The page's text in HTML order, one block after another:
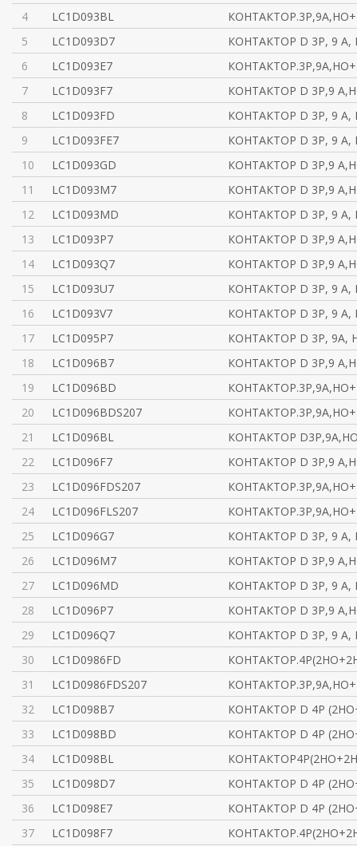
4
LC1D093BL
5
LC1D093D7
КОНТАКТОР D 3Р, 9 A,
6
LC1D093E7
7
LC1D093F7
КОНТАКТОР D 3Р,9
8
LC1D093FD
КОНТАКТОР D 3Р, 9 A,
9
LC1D093FE7
КОНТАКТОР D 3Р, 9 A,
10
LC1D093GD
КОНТАКТОР D 3Р,9
11
LC1D093M7
КОНТАКТОР D 3Р,9
12
LC1D093MD
КОНТАКТОР D 3Р, 9 A,
13
LC1D093P7
КОНТАКТОР D 3Р,9
14
LC1D093Q7
КОНТАКТОР D 3Р,9
15
LC1D093U7
КОНТАКТОР D 3Р, 9 A,
16
LC1D093V7
КОНТАКТОР D 3Р, 9 A,
17
LC1D095P7
КОНТАКТОР D 3Р, 9A,
18
LC1D096B7
КОНТАКТОР D 3Р,9
19
LC1D096BD
20
LC1D096BDS207
21
LC1D096BL
КОНТАКТОР
22
LC1D096F7
КОНТАКТОР D 3Р,9
23
LC1D096FDS207
24
LC1D096FLS207
25
LC1D096G7
КОНТАКТОР D 3Р, 9 A,
26
LC1D096M7
КОНТАКТОР D 3Р,9
27
LC1D096MD
КОНТАКТОР D 3Р, 9 A,
28
LC1D096P7
КОНТАКТОР D 3Р,9
29
LC1D096Q7
КОНТАКТОР D 3Р, 9 A,
30
LC1D0986FD
31
LC1D0986FDS207
32
LC1D098B7
КОНТАКТОР D 4P
33
LC1D098BD
КОНТАКТОР D 4P
34
LC1D098BL
35
LC1D098D7
КОНТАКТОР D 4P
36
LC1D098E7
КОНТАКТОР D 4P
37
LC1D098F7